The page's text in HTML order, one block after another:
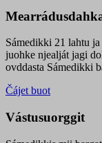
Sámedikki 21 lahtu
juohke njealját jagi
ovddasta Sámedikki
Čájet buot
Vástusuorggit